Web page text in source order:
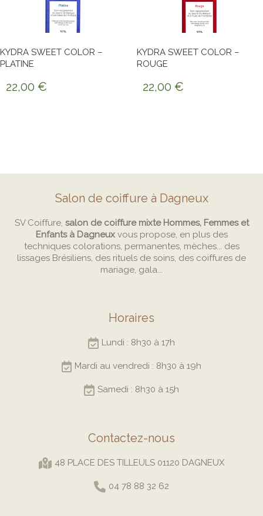
KYDRA SWEET COLOR –
PLATINE
22,00 €
KYDRA SWEET COLOR –
ROUGE
22,00 €
Salon de coiffure à Dagneux
SV Coiffure, salon de coiffure mixte Hommes, Femmes et
Enfants à Dagneuxvous propose, en plus des
techniques colorations, permanentes, mèches... des
lissages Brésiliens, des rituels de soins, des coiffures de
mariage, gala...
Horaires
Lundi : 8h30 à 17h
Mardi au vendredi : 8h30 à 19h
Samedi : 8h30 à 15h
Contactez-nous
48 PLACE DES TILLEULS 01120 DAGNEUX
04 78 88 32 62